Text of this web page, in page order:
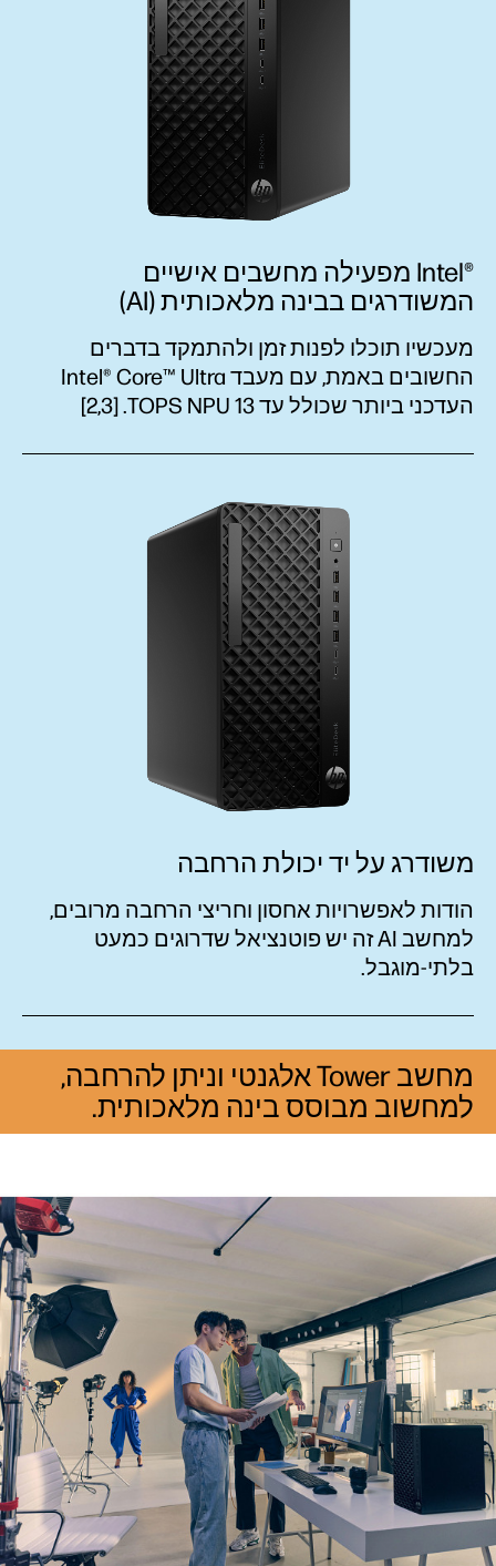
Intel®‎ מפעילה מחשבים אישיים
המשודרגים בבינה מלאכותית (AI)
מעכשיו תוכלו לפנות זמן ולהתמקד בדברים
החשובים באמת, עם מעבד Intel® Core™ Ultra
העדכני ביותר שכולל עד 13 TOPS NPU.‏ [2,3‏]
משודרג על יד יכולת הרחבה
הודות לאפשרויות אחסון וחריצי הרחבה מרובים,
למחשב AI זה יש פוטנציאל שדרוגים כמעט
בלתי-מוגבל.
מחשב Tower אלגנטי וניתן להרחבה,
למחשוב מבוסס בינה מלאכותית.